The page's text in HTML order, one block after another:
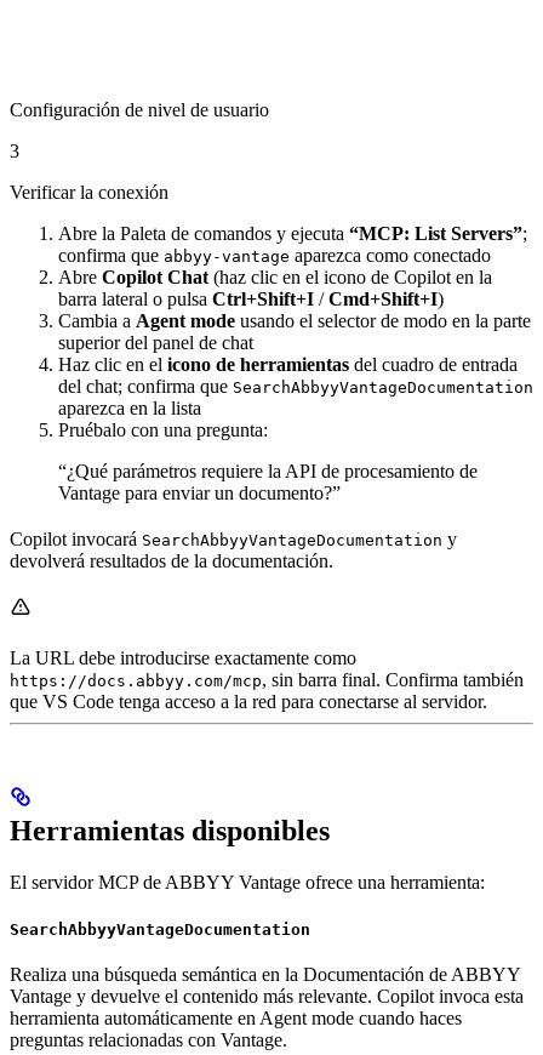
Configuración de nivel de usuario
3
Verificar la conexión
Abre la Paleta de comandos y ejecuta “MCP: List Servers”;
confirma que abbyy-vantage aparezca como conectado
Abre Copilot Chat (haz clic en el icono de Copilot en la
barra lateral o pulsa Ctrl+Shift+I /Cmd+Shift+I)
Cambia a Agent mode usando el selector de modo en la parte
superior del panel de chat
Haz clic en el icono de herramientas del cuadro de entrada
del chat; confirma que SearchAbbyyVantageDocumentation
aparezca en la lista
Pruébalo con una pregunta:
“¿Qué parámetros requiere la API de procesamiento de
Vantage para enviar un documento?”
Copilot invocará SearchAbbyyVantageDocumentation y
devolverá resultados de la documentación.
La URL debe introducirse exactamente como
https://docs.abbyy.com/mcp, sin barra final. Confirma también
que VS Code tenga acceso a la red para conectarse al servidor.
Herramientas disponibles
El servidor MCP de ABBYY Vantage ofrece una herramienta:
SearchAbbyyVantageDocumentation
Realiza una búsqueda semántica en la Documentación de ABBYY
Vantage y devuelve el contenido más relevante. Copilot invoca esta
herramienta automáticamente en Agent mode cuando haces
preguntas relacionadas con Vantage.